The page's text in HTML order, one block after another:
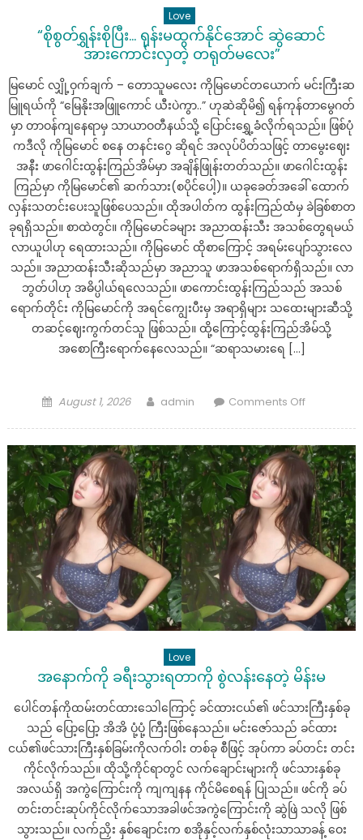
Love
“စိုစွတ်ရွှန်းစိုပြီး… ရုန်းမထွက်နိုင်အောင် ဆွဲဆောင်
အားကောင်းလှတဲ့ တရုတ်မလေး”
မြမောင် လျှို့ဝှက်ချက် – တောသူမလေး ကိုမြမောင်တယောက် မင်းကြီးဆ
မြူရယ်ကို “မြေနိုးအဖြူကောင် ယီးပဲကွာ..” ဟုဆဲဆိုမိ၍ ရန်ကုန်တာမွေဂတ်
မှာ တာဝန်ကျနေရာမှ သာယာဝတီနယ်သို့ ပြောင်းရွှေ့ခံလိုက်ရသည်။ ဖြစ်ပုံ
ကဒီလို ကိုမြမောင် စနေ တနင်းဂွေ ဆိုရင် အလုပ်ပိတ်သဖြင့် တာမွေးဈေး
အနီး ဖာဂေါင်းထွန်းကြည်အိမ်မှာ အချိန်ဖြုန်းတတ်သည်။ ဖာဂေါင်းထွန်း
ကြည်မှာ ကိုမြမောင်၏ ဆက်သား(စပိုင်ပေါ့)။ ယခုခေတ်အခေါ် ထောက်
လှန်းသတင်းပေးသူဖြစ်ပေသည်။ ထိုအပါတ်က ထွန်းကြည်ထံမှ ခဲခြစ်စာတ
ခုရရှိသည်။ စာထဲတွင်။ ကိုမြမောင်ခများ အညာထန်းသီး အသစ်တွေရမယ်
လာယူပါဟု ရေထားသည်။ ကိုမြမောင် ထိုစာကြောင့် အရမ်းပျော်သွားလေ
သည်။ အညာထန်းသီးဆိုသည်မှာ အညာသူ ဖာအသစ်ရောက်ရှိသည်။ လာ
ဘွတ်ပါဟု အဓိပ္ပါယ်ရလေသည်။ ဖာကောင်းထွန်းကြည်သည် အသစ်
ရောက်တိုင်း ကိုမြမောင်ကို အရင်ကျွေးပီးမှ အရာရှိများ သထေးများဆီသို့
တဆင့်ဈေးကွက်တင်သူ ဖြစ်သည်။ ထို့ကြောင့်ထွန်းကြည်အိမ်သို့
အစောကြီးရောက်နေလေသည်။ “ဆရာသမားရေ […]
Posted
August 1, 2026 Author
admin Comments Offon
စို
ပြီး…
ရုန်း
မ
ထွက်
နိုင်
အောင်
ဆွဲ
ဆောင်
အားကောင်း
တရုတ်
မ
လေး”
Love
အနောက်ကို ခရီးသွားရတာကို စွဲလန်းနေတဲ့ မိန်းမ
ပေါင်တန်ကိုထမ်းတင်ထားသေါကြောင့် ခင်ထားငယ်၏ ဖင်သားကြီးနှစ်ခု
သည် ပြော့ပြော့ အိအိ ပုံ့ပုံ့ ကြီးဖြစ်နေသည်။ မင်းဇော်သည် ခင်ထား
ငယ်၏ဖင်သားကြီးနှစ်ခြမ်းကိုလက်ဝါး တစ်ခု စီဖြင့် အုပ်ကာ ခပ်တင်း တင်း
ကိုင်လိုက်သည်။ ထိုသို့ကိုင်ရာတွင် လက်ချောင်းများကို ဖင်သားနှစ်ခု
အလယ်ရှိ အကွဲကြောင်းကို ကျကျနန ကိုင်မိစေရန် ပြုသည်။ ဖင်ကို ခပ်
တင်းတင်းဆုပ်ကိုင်လိုက်သောအခါဖင်အကွဲကြောင်းကို ဆွဲဖြဲ သလို ဖြစ်
သွားသည်။ လက်ညှိး နှစ်ချောင်းက စအိုနှင့်လက်နှစ်လုံးသာသာခန့် ဝေး